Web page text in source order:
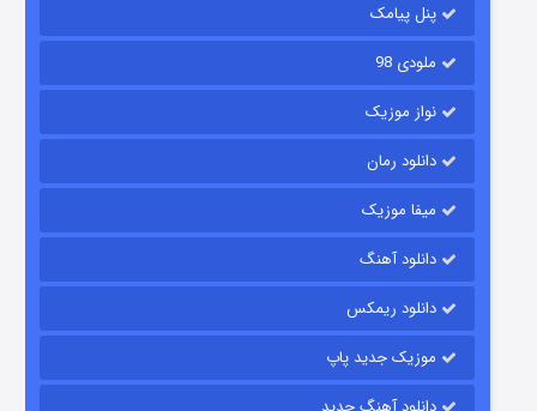
رویایی برای تو
قسمت
پنل پیامک
ملودی 98
نواز موزیک
دانلود رمان
میفا موزیک
دانلود آهنگ
دانلود ریمکس
موزیک جدید پاپ